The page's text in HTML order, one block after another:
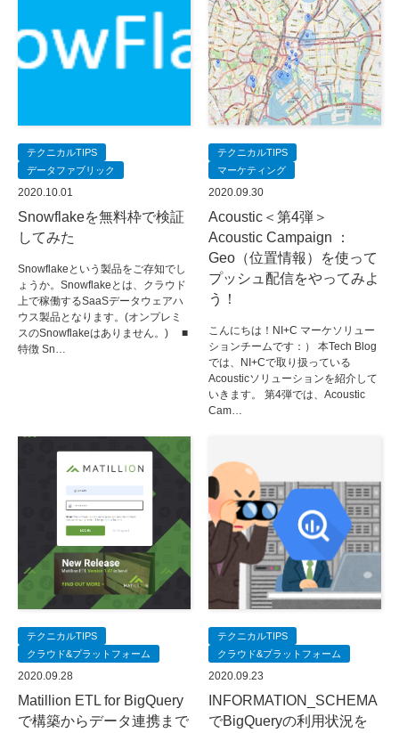
テクニカルTIPS
データファブリック
2020.10.01
Snowflakeを無料枠で検証
してみた
Snowflakeという製品をご存知でし
ょうか。Snowflakeとは、クラウド
上で稼働するSaaSデータウェアハ
ウス製品となります。(オンプレミ
スのSnowflakeはありません。) ■
特徴 Sn…
テクニカルTIPS
マーケティング
2020.09.30
Acoustic＜第4弾＞
Acoustic Campaign ：
Geo（位置情報）を使って
プッシュ配信をやってみよ
う！
こんにちは！NI+C マーケソリュー
ションチームです：） 本Tech Blog
では、NI+Cで取り扱っている
Acousticソリューションを紹介して
いきます。 第4弾では、Acoustic
Cam…
テクニカルTIPS
クラウド&プラットフォーム
2020.09.28
Matillion ETL for BigQuery
で構築からデータ連携まで
テクニカルTIPS
クラウド&プラットフォーム
2020.09.23
INFORMATION_SCHEMA
でBigQueryの利用状況を